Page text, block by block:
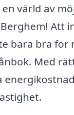
värld av
Att
bara bra för
Med